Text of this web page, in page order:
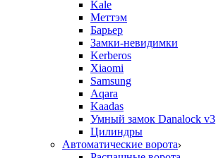
Kale
Меттэм
Барьер
Замки-невидимки
Kerberos
Xiaomi
Samsung
Aqara
Kaadas
Умный замок Danalock v3
Цилиндры
Автоматические ворота